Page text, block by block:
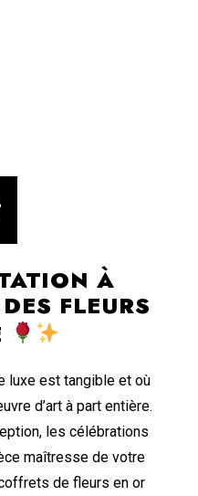
À
FLEURS
luxe est tangible et où
d’art à part entière.
les célébrations
maîtresse de votre
de fleurs en or